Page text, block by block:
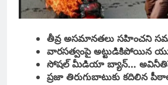
తీవ్ర అసమానతలు సహించని
వారసత్వంపై అట్టుడికిపోయిన
సోషల్ మీడియా బ్యాన్…
ప్రజా తిరుగుబాటుకు కదిలిన